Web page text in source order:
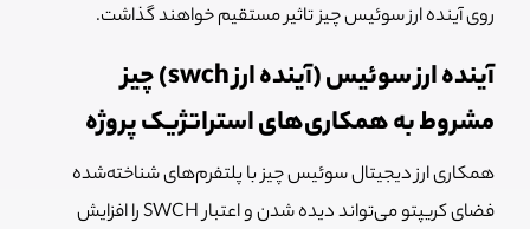
روی آینده ارز سوئيس چیز تاثیر مستقیم خواهند گذاشت.
آینده ارز سوئيس (آینده ارز swch) چیز
مشروط به همکاری‌های استراتژیک پروژه
همکاری ارز دیجیتال سوئیس چیز با پلتفرم‌های شناخته‌شده
فضای کریپتو
می‌تواند دیده شدن و اعتبار SWCH را افزایش